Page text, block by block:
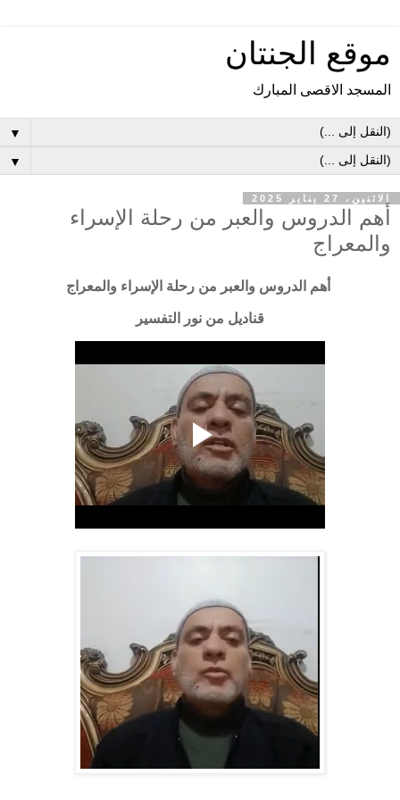
موقع الجنتان
المسجد الاقصى المبارك
▼
▼
الاثنين، 27 يناير 2025
أهم الدروس والعبر من رحلة الإسراء
والمعراج
أهم الدروس والعبر من رحلة الإسراء والمعراج
قناديل من نور التفسير